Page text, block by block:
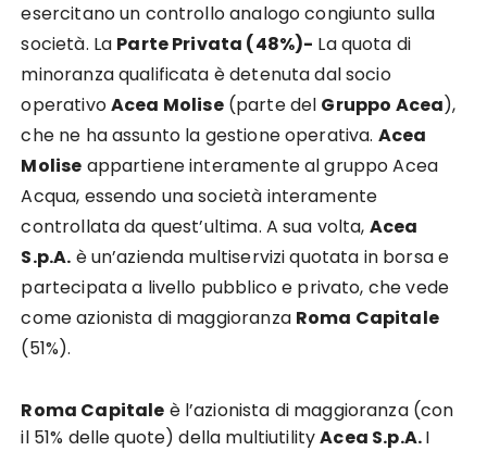
esercitano un controllo analogo congiunto sulla
società. La Parte Privata (48%)- La quota di
minoranza qualificata è detenuta dal socio
operativoAcea Molise(parte del Gruppo Acea),
che ne ha assunto la gestione operativa. Acea
Molise appartiene interamente al gruppo Acea
Acqua, essendo una società interamente
controllata da quest’ultima. A sua volta, Acea
S.p.A. è un’azienda multiservizi quotata in borsa e
partecipata a livello pubblico e privato, che vede
come azionista di maggioranza Roma Capitale
(51%).
Roma Capitale è l’azionista di maggioranza (con
il 51% delle quote) della multiutilityAcea S.p.A.I